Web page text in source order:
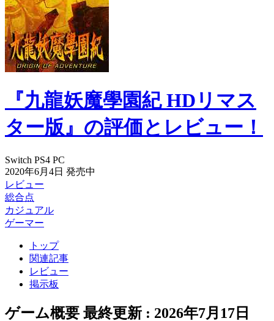
『九龍妖魔學園紀 HDリマス
ター版』の評価とレビュー！
Switch PS4 PC
2020年6月4日 発売中
レビュー
総合点
カジュアル
ゲーマー
トップ
関連記事
レビュー
掲示板
ゲーム概要 最終更新 : 2026年7月17日